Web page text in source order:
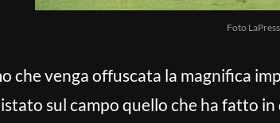
Foto
che venga offuscata la magnifica
sul campo quello che ha fatto